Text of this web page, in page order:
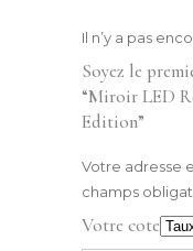
Il n’y a pas
Soyez le
“Miroir LED
Edition”
Votre adresse
champs
Votre cote